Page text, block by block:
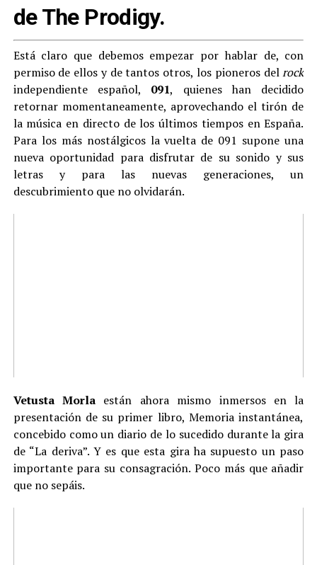
de The Prodigy.
Está claro que debemos empezar por hablar de, con
permiso de ellos y de tantos otros, los pioneros delrock
independiente español, 091, quienes han decidido
retornar momentaneamente, aprovechando el tirón de
la música en directo de los últimos tiempos en España.
Para los más nostálgicos la vuelta de 091 supone una
nueva oportunidad para disfrutar de su sonido y sus
letras y para las nuevas generaciones, un
descubrimiento que no olvidarán.
Vetusta Morla están ahora mismo inmersos en la
presentación de su primer libro, Memoria instantánea,
concebido como un diario de lo sucedido durante la gira
de “La deriva”. Y es que esta gira ha supuesto un paso
importante para su consagración. Poco más que añadir
que no sepáis.